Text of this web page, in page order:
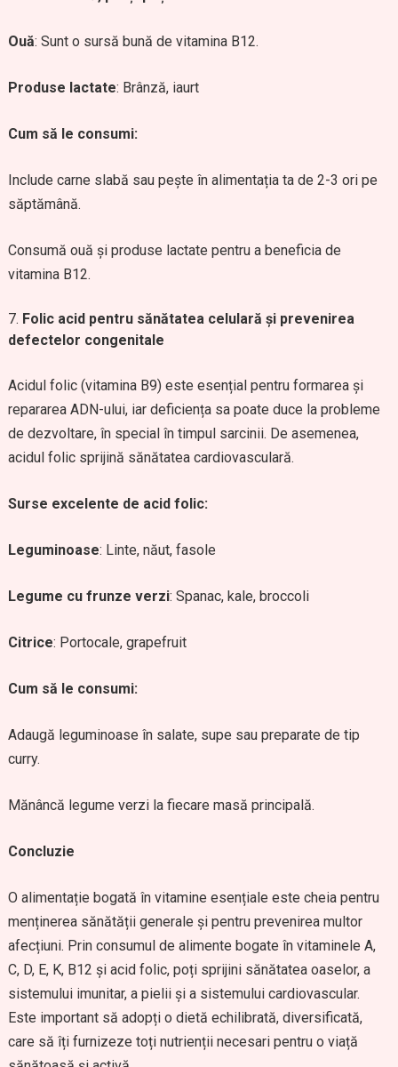
Ouă: Sunt o sursă bună de vitamina B12.
Produse lactate: Brânză, iaurt
Cum să le consumi:
Include carne slabă sau pește în alimentația ta de 2-3 ori pe
săptămână.
Consumă ouă și produse lactate pentru a beneficia de
vitamina B12.
Folic acid pentru sănătatea celulară și prevenirea
defectelor congenitale
Acidul folic (vitamina B9) este esențial pentru formarea și
repararea ADN-ului, iar deficiența sa poate duce la probleme
de dezvoltare, în special în timpul sarcinii. De asemenea,
acidul folic sprijină sănătatea cardiovasculară.
Surse excelente de acid folic:
Leguminoase: Linte, năut, fasole
Legume cu frunze verzi: Spanac, kale, broccoli
Citrice: Portocale, grapefruit
Cum să le consumi:
Adaugă leguminoase în salate, supe sau preparate de tip
curry.
Mănâncă legume verzi la fiecare masă principală.
Concluzie
O alimentație bogată în vitamine esențiale este cheia pentru
menținerea sănătății generale și pentru prevenirea multor
afecțiuni. Prin consumul de alimente bogate în vitaminele A,
C, D, E, K, B12 și acid folic, poți sprijini sănătatea oaselor, a
sistemului imunitar, a pielii și a sistemului cardiovascular.
Este important să adopți o dietă echilibrată, diversificată,
care să îți furnizeze toți nutrienții necesari pentru o viață